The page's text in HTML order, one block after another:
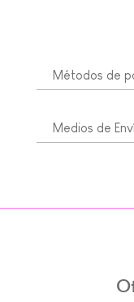
Métodos de
Medios de